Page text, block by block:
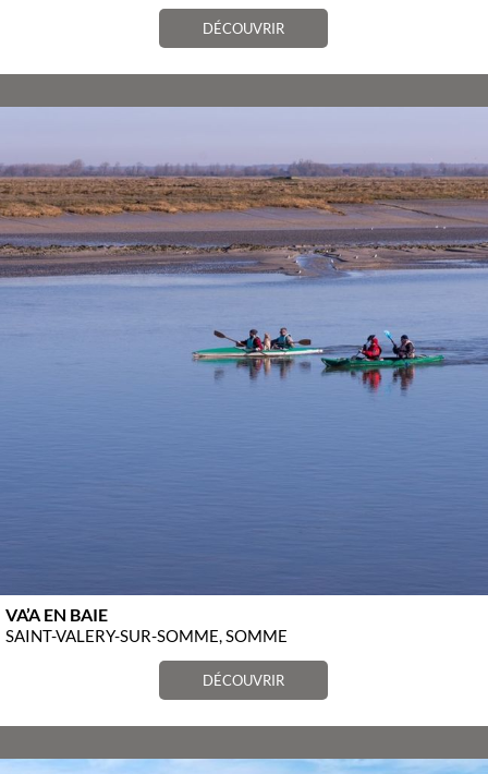
DÉCOUVRIR
VA’A EN BAIE
SAINT-VALERY-SUR-SOMME, SOMME
DÉCOUVRIR